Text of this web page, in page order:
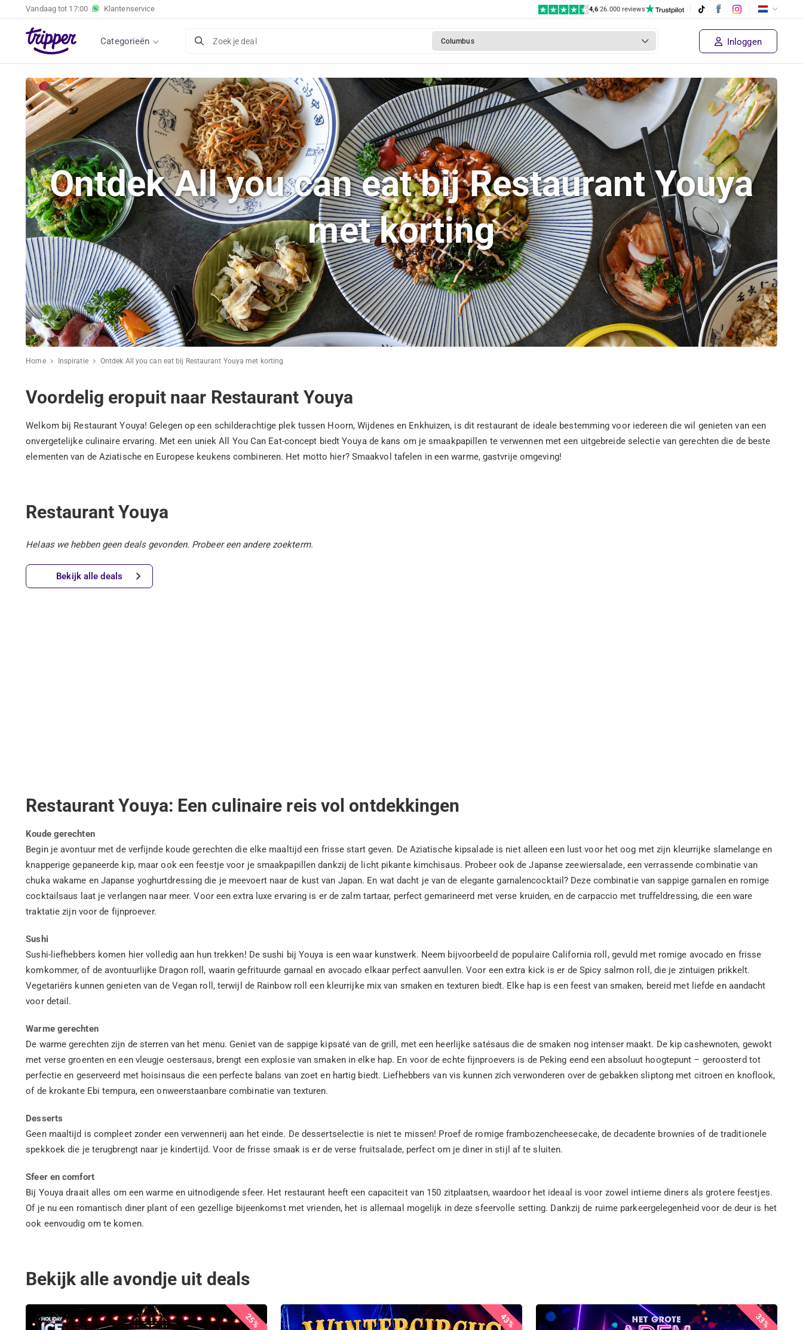
Vandaag tot 17:00 Klantenservice 4,6|26.000 reviews
Categorieën Zoek je deal Columbus Inloggen
Ontdek All you can eat bij Restaurant Youya
met korting
Home Inspiratie Ontdek All you can eat bij Restaurant Youya met korting
Voordelig eropuit naar Restaurant Youya
Welkom bij Restaurant Youya! Gelegen op een schilderachtige plek tussen Hoorn, Wijdenes en Enkhuizen, is dit restaurant de ideale bestemming voor iedereen die wil genieten van een
onvergetelijke culinaire ervaring. Met een uniek All You Can Eat-concept biedt Youya de kans om je smaakpapillen te verwennen met een uitgebreide selectie van gerechten die de beste
elementen van de Aziatische en Europese keukens combineren. Het motto hier? Smaakvol tafelen in een warme, gastvrije omgeving!
Restaurant Youya
Helaas we hebben geen deals gevonden. Probeer een andere zoekterm.
Bekijk alle deals
Restaurant Youya: Een culinaire reis vol ontdekkingen
Koude gerechten
Begin je avontuur met de verfijnde koude gerechten die elke maaltijd een frisse start geven. De Aziatische kipsalade is niet alleen een lust voor het oog met zijn kleurrijke slamelange en
knapperige gepaneerde kip, maar ook een feestje voor je smaakpapillen dankzij de licht pikante kimchisaus. Probeer ook de Japanse zeewiersalade, een verrassende combinatie van
chuka wakame en Japanse yoghurtdressing die je meevoert naar de kust van Japan. En wat dacht je van de elegante garnalencocktail? Deze combinatie van sappige garnalen en romige
cocktailsaus laat je verlangen naar meer. Voor een extra luxe ervaring is er de zalm tartaar, perfect gemarineerd met verse kruiden, en de carpaccio met truffeldressing, die een ware
traktatie zijn voor de fijnproever.
Sushi
Sushi-liefhebbers komen hier volledig aan hun trekken! De sushi bij Youya is een waar kunstwerk. Neem bijvoorbeeld de populaire California roll, gevuld met romige avocado en frisse
komkommer, of de avontuurlijke Dragon roll, waarin gefrituurde garnaal en avocado elkaar perfect aanvullen. Voor een extra kick is er de Spicy salmon roll, die je zintuigen prikkelt.
Vegetariërs kunnen genieten van de Vegan roll, terwijl de Rainbow roll een kleurrijke mix van smaken en texturen biedt. Elke hap is een feest van smaken, bereid met liefde en aandacht
voor detail.
Warme gerechten
De warme gerechten zijn de sterren van het menu. Geniet van de sappige kipsaté van de grill, met een heerlijke satésaus die de smaken nog intenser maakt. De kip cashewnoten, gewokt
met verse groenten en een vleugje oestersaus, brengt een explosie van smaken in elke hap. En voor de echte fijnproevers is de Peking eend een absoluut hoogtepunt – geroosterd tot
perfectie en geserveerd met hoisinsaus die een perfecte balans van zoet en hartig biedt. Liefhebbers van vis kunnen zich verwonderen over de gebakken sliptong met citroen en knoflook,
of de krokante Ebi tempura, een onweerstaanbare combinatie van texturen.
Desserts
Geen maaltijd is compleet zonder een verwennerij aan het einde. De dessertselectie is niet te missen! Proef de romige frambozencheesecake, de decadente brownies of de traditionele
spekkoek die je terugbrengt naar je kindertijd. Voor de frisse smaak is er de verse fruitsalade, perfect om je diner in stijl af te sluiten.
Sfeer en comfort
Bij Youya draait alles om een warme en uitnodigende sfeer. Het restaurant heeft een capaciteit van 150 zitplaatsen, waardoor het ideaal is voor zowel intieme diners als grotere feestjes.
Of je nu een romantisch diner plant of een gezellige bijeenkomst met vrienden, het is allemaal mogelijk in deze sfeervolle setting. Dankzij de ruime parkeergelegenheid voor de deur is het
ook eenvoudig om te komen.
Bekijk alle avondje uit deals
25% 43% 33%